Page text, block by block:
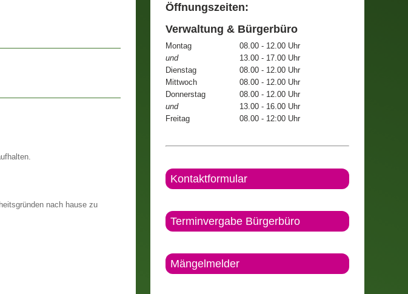
nach hause zu
Öffnungszeiten:
Verwaltung & Bürgerbüro
Montag
08.00 - 12.00 Uhr
und
13.00 - 17.00 Uhr
Dienstag
08.00 - 12.00 Uhr
Mittwoch
08.00 - 12.00 Uhr
Donnerstag
08.00 - 12.00 Uhr
und
13.00 - 16.00 Uhr
Freitag
08.00 - 12:00 Uhr
Kontaktformular
Terminvergabe Bürgerbüro
Mängelmelder